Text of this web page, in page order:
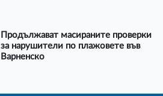
Продължават масираните проверки
за нарушители по плажовете във
Варненско